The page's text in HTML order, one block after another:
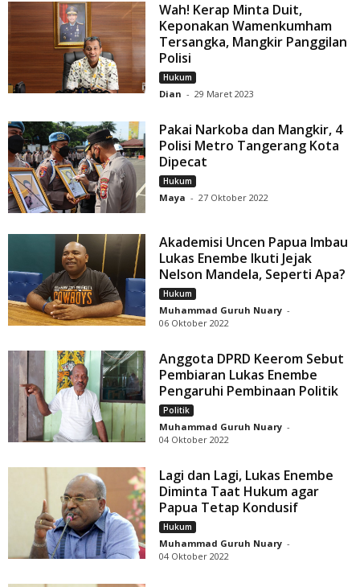
Wah! Kerap Minta Duit,
Keponakan Wamenkumham
Tersangka, Mangkir Panggilan
Polisi
Hukum
Dian - 29 Maret 2023
Pakai Narkoba dan Mangkir, 4
Polisi Metro Tangerang Kota
Dipecat
Hukum
Maya - 27 Oktober 2022
Akademisi Uncen Papua Imbau
Lukas Enembe Ikuti Jejak
Nelson Mandela, Seperti Apa?
Hukum
Muhammad Guruh Nuary -
06 Oktober 2022
Anggota DPRD Keerom Sebut
Pembiaran Lukas Enembe
Pengaruhi Pembinaan Politik
Politik
Muhammad Guruh Nuary -
04 Oktober 2022
Lagi dan Lagi, Lukas Enembe
Diminta Taat Hukum agar
Papua Tetap Kondusif
Hukum
Muhammad Guruh Nuary -
04 Oktober 2022